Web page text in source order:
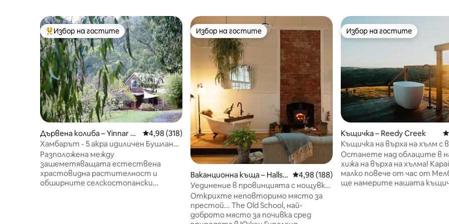
Най-популярен избор на гостите
Избор на гостите
Дървена колиба – Yinnar So
uth
Средна оценка: 4,98 от 5, 318 отзива
4,98 (318)
Хамбарът - 5 акра идиличен Бушланд
с изглед
Разположена между
зашеметяващата естествена
храстовидна растителност и
обширните селскостопански
Избор на гостите
Избор на гостите
Ваканционна къща – Hallst
on
Средна оценка: 4,98 от 5, 188 отзива
4,98 (188)
Уединение в провинцията с нощувка
и закуска край камината
Открихте неповторимо място за
престой... The Old School, най-
доброто място за почивка сред
Избор на гостите
Избор на гостите
Къщичка – Reedy Creek
Къщичка на върха на хълм с
баня
Останете над облаците в
хижа на върха на хълма! Карайте
малко повече от час от
ще намерите нашата